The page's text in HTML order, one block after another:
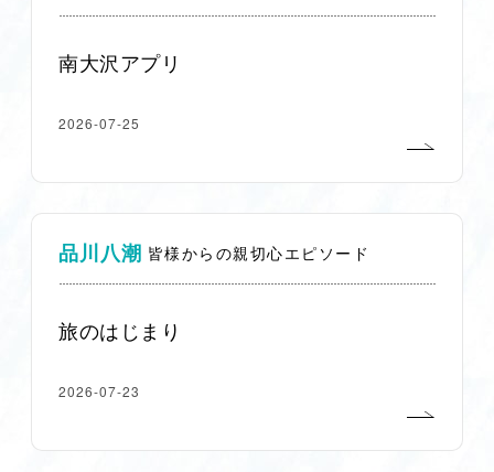
南大沢アプリ
2026-07-25
品川八潮 皆様からの親切心エピソード
旅のはじまり
2026-07-23